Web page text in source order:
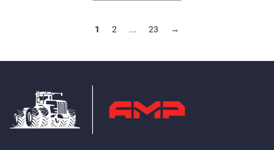
1 2 ... 23 →